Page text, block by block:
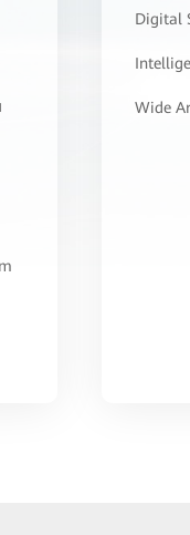
Digital
Wide